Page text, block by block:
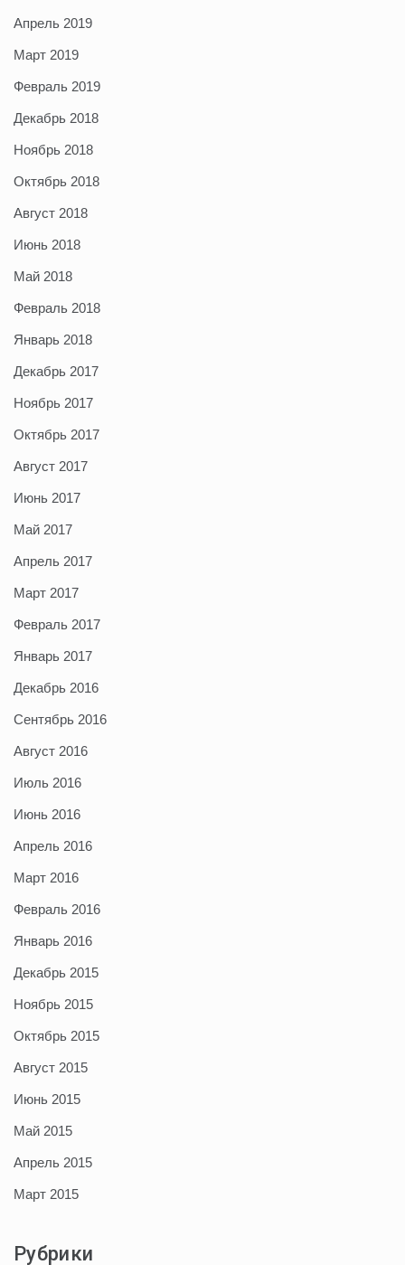
Апрель 2019
Март 2019
Февраль 2019
Декабрь 2018
Ноябрь 2018
Октябрь 2018
Август 2018
Июнь 2018
Май 2018
Февраль 2018
Январь 2018
Декабрь 2017
Ноябрь 2017
Октябрь 2017
Август 2017
Июнь 2017
Май 2017
Апрель 2017
Март 2017
Февраль 2017
Январь 2017
Декабрь 2016
Сентябрь 2016
Август 2016
Июль 2016
Июнь 2016
Апрель 2016
Март 2016
Февраль 2016
Январь 2016
Декабрь 2015
Ноябрь 2015
Октябрь 2015
Август 2015
Июнь 2015
Май 2015
Апрель 2015
Март 2015
Рубрики